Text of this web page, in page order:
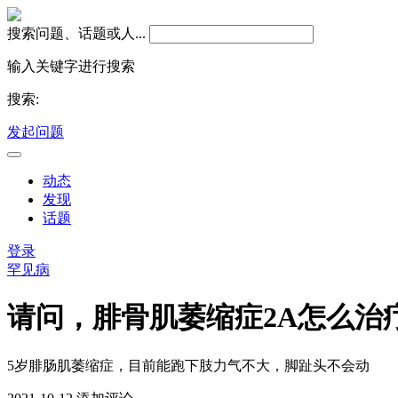
搜索问题、话题或人...
输入关键字进行搜索
搜索:
发起问题
动态
发现
话题
登录
罕见病
请问，腓骨肌萎缩症2A怎么治
5岁腓肠肌萎缩症，目前能跑下肢力气不大，脚趾头不会动